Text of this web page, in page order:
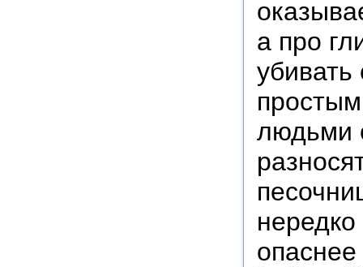
а про
людьми